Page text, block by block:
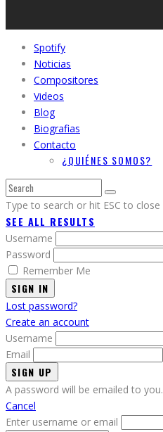
Spotify
Noticias
Compositores
Videos
Blog
Biografias
Contacto
¿QUIÉNES SOMOS?
Type to search or hit ESC to close
SEE ALL RESULTS
Username
Password
Remember Me
SIGN IN
Lost password?
Create an account
Username
Email
A password will be emailed to you.
Cancel
Enter username or email